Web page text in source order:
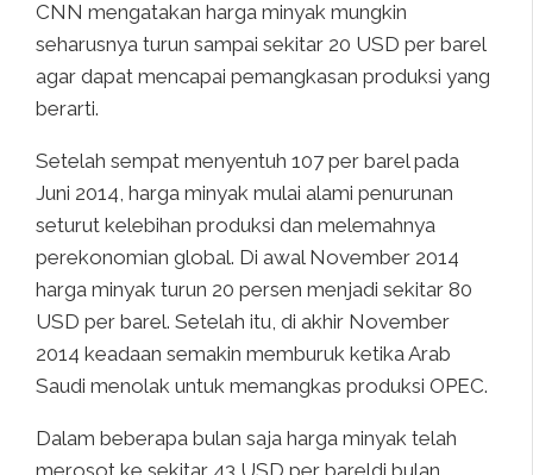
CNN mengatakan harga minyak mungkin
seharusnya turun sampai sekitar 20 USD per barel
agar dapat mencapai pemangkasan produksi yang
berarti.
Setelah sempat menyentuh 107 per barel pada
Juni 2014, harga minyak mulai alami penurunan
seturut kelebihan produksi dan melemahnya
perekonomian global. Di awal November 2014
harga minyak turun 20 persen menjadi sekitar 80
USD per barel. Setelah itu, di akhir November
2014 keadaan semakin memburuk ketika Arab
Saudi menolak untuk memangkas produksi OPEC.
Dalam beberapa bulan saja harga minyak telah
merosot ke sekitar 43 USD per bareldi bulan